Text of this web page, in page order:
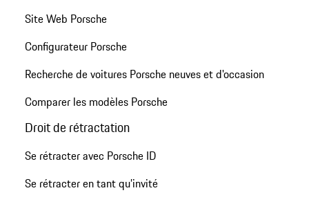
Site Web Porsche
Configurateur Porsche
Recherche de voitures Porsche neuves et d'occasion
Comparer les modèles Porsche
Droit de rétractation
Se rétracter avec Porsche ID
Se rétracter en tant qu’invité